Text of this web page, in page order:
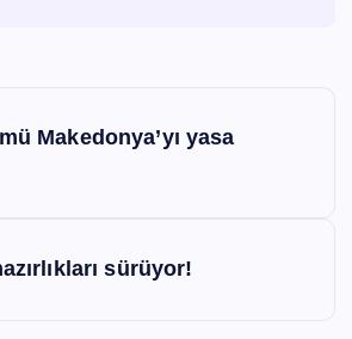
Makedonya’yı yasa
sürüyor!